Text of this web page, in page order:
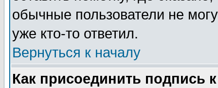
обычные пользователи не
уже кто-то ответил.
Вернуться к началу
Как присоединить подпись